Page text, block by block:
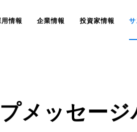
情報 企業情報 投資家情報
プメッセー